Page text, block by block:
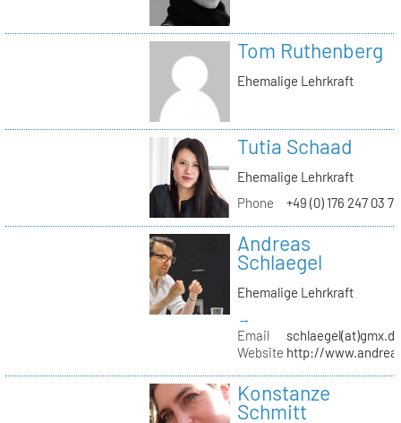
Tom Ruthenberg
Ehemalige Lehrkraft
Tutia Schaad
Ehemalige Lehrkraft
Phone
+49 (0) 176 247 03 7
Andreas
Schlaegel
Ehemalige Lehrkraft
→
Email
Website http://
Konstanze
Schmitt